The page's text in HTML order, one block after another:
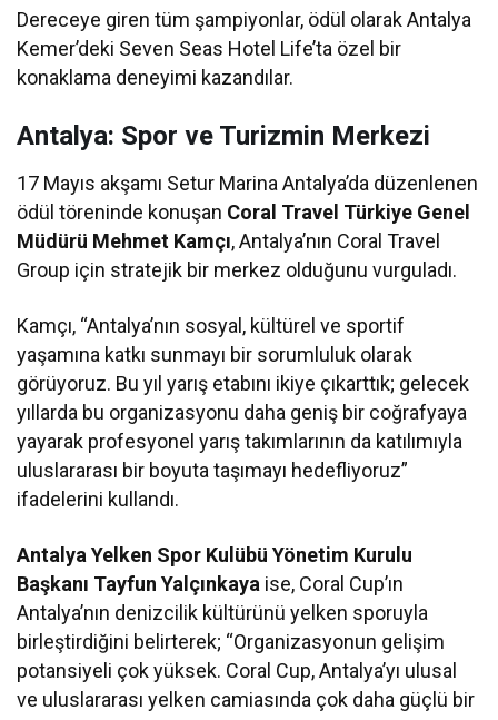
Dereceye giren tüm şampiyonlar, ödül olarak Antalya
Kemer’deki Seven Seas Hotel Life’ta özel bir
konaklama deneyimi kazandılar.
Antalya: Spor ve Turizmin Merkezi
17 Mayıs akşamı Setur Marina Antalya’da düzenlenen
ödül töreninde konuşan Coral Travel Türkiye Genel
Müdürü Mehmet Kamçı, Antalya’nın Coral Travel
Group için stratejik bir merkez olduğunu vurguladı.
Kamçı, “Antalya’nın sosyal, kültürel ve sportif
yaşamına katkı sunmayı bir sorumluluk olarak
görüyoruz. Bu yıl yarış etabını ikiye çıkarttık; gelecek
yıllarda bu organizasyonu daha geniş bir coğrafyaya
yayarak profesyonel yarış takımlarının da katılımıyla
uluslararası bir boyuta taşımayı hedefliyoruz”
ifadelerini kullandı.
Antalya Yelken Spor Kulübü Yönetim Kurulu
Başkanı Tayfun Yalçınkaya ise, Coral Cup’ın
Antalya’nın denizcilik kültürünü yelken sporuyla
birleştirdiğini belirterek; “Organizasyonun gelişim
potansiyeli çok yüksek. Coral Cup, Antalya’yı ulusal
ve uluslararası yelken camiasında çok daha güçlü bir